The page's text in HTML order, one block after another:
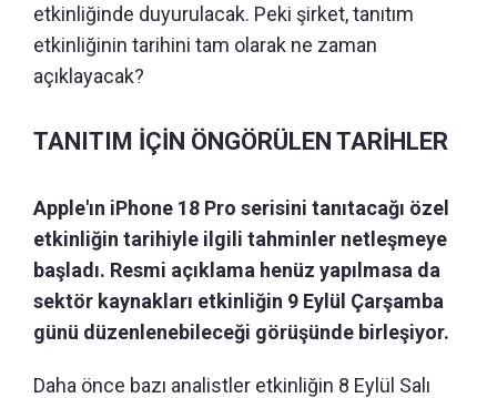
etkinliğinde duyurulacak. Peki şirket, tanıtım
etkinliğinin tarihini tam olarak ne zaman
açıklayacak?
TANITIM İÇİN ÖNGÖRÜLEN TARİHLER
Apple'ın iPhone 18 Pro serisini tanıtacağı özel
etkinliğin tarihiyle ilgili tahminler netleşmeye
başladı. Resmi açıklama henüz yapılmasa da
sektör kaynakları etkinliğin 9 Eylül Çarşamba
günü düzenlenebileceği görüşünde birleşiyor.
Daha önce bazı analistler etkinliğin 8 Eylül Salı